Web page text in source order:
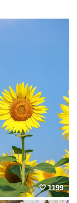
1199